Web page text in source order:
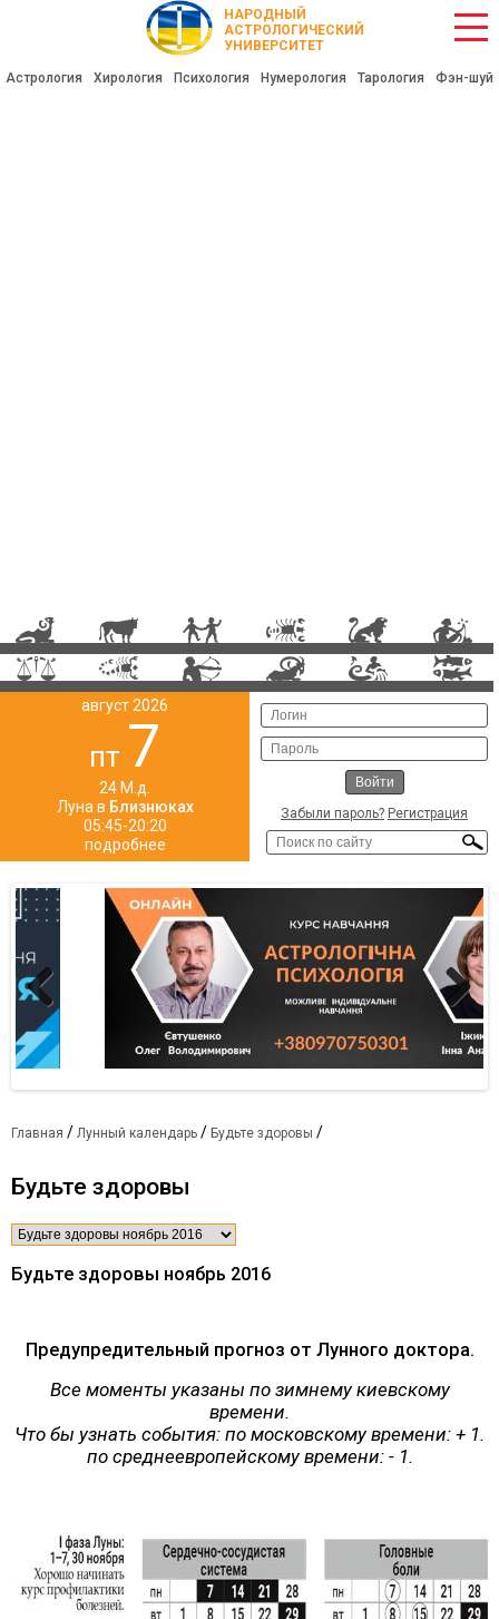
НАРОДНЫЙ
АСТРОЛОГИЧЕСКИЙ
УНИВЕРСИТЕТ
Астрология Хирология Психология Нумерология Тарология Фэн-шуй
август 2026
пт 7
24 М.д.
Луна в Близнюках
05:45-20:20
подробнее
Забыли пароль? Регистрация
Previous Next
Главная / Лунный календарь / Будьте здоровы /
Будьте здоровы
Будьте здоровы ноябрь 2016
Предупредительный прогноз от Лунного доктора.
Все моменты указаны по зимнему киевскому
времени.
Что бы узнать события: по московскому времени: + 1.
по среднеевропейскому времени: - 1.